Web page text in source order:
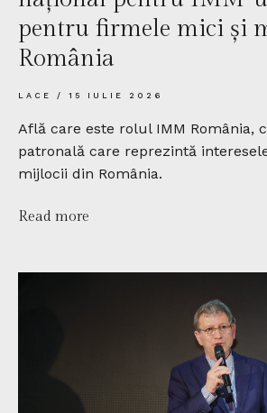
pentru firmele mici și
România
LACE 15 IULIE 2026
Află care este rolul IMM România,
patronală care reprezintă
mijlocii din România.
Read more